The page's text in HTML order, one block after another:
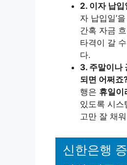
2. 이자 납입
자 납입일’
간혹 자금
타격이 갈
다.
3. 주말이나
되면 어쩌죠
행은 휴일이
있도록 시
고만 잘 채
신한은행